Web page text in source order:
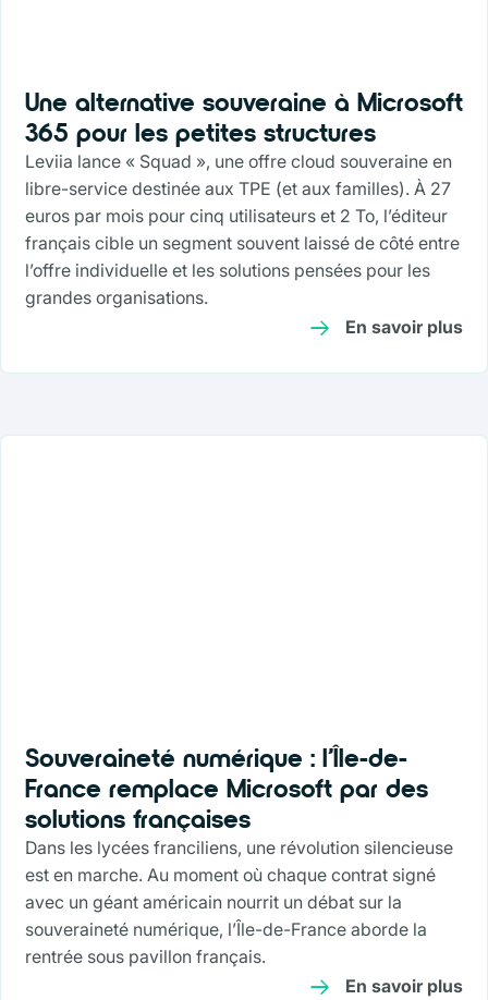
Une alternative souveraine à Microsoft
365 pour les petites structures
Leviia lance « Squad », une offre cloud souveraine en
libre-service destinée aux TPE (et aux familles). À 27
euros par mois pour cinq utilisateurs et 2 To, l’éditeur
français cible un segment souvent laissé de côté entre
l’offre individuelle et les solutions pensées pour les
grandes organisations.
En savoir plus
Souveraineté numérique : l’Île-de-
France remplace Microsoft par des
solutions françaises
Dans les lycées franciliens, une révolution silencieuse
est en marche. Au moment où chaque contrat signé
avec un géant américain nourrit un débat sur la
souveraineté numérique, l’Île-de-France aborde la
rentrée sous pavillon français.
En savoir plus